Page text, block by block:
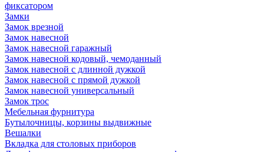
фиксатором
Замки
Замок врезной
Замок навесной
Замок навесной гаражный
Замок навесной кодовый, чемоданный
Замок навесной с длинной дужкой
Замок навесной с прямой дужкой
Замок навесной универсальный
Замок трос
Мебельная фурнитура
Бутылочницы, корзины выдвижные
Вешалки
Вкладка для столовых приборов